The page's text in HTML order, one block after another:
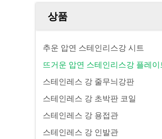
상품
추운 압연 스테인리스강 시트
뜨거운 압연 스테인리스강 플레이
스테인레스 강 줄무늬강판
스테인레스 강 초박판 코일
스테인레스 강 용접관
스테인레스 강 인발관